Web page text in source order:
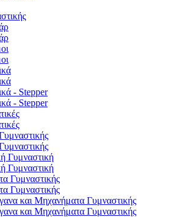
- Stepper
- Stepper
Γυμναστική
Γυμναστική
Γυμναστικής
Γυμναστικής
και Μηχανήματα Γυμναστικής
και Μηχανήματα Γυμναστικής